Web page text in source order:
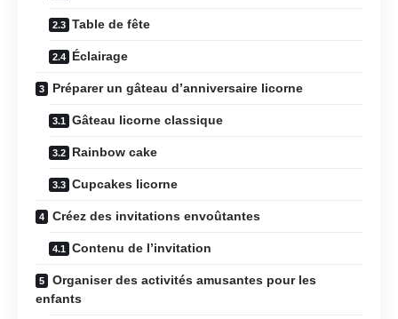
Table de fête
Éclairage
Préparer un gâteau d’anniversaire licorne
Gâteau licorne classique
Rainbow cake
Cupcakes licorne
Créez des invitations envoûtantes
Contenu de l’invitation
Organiser des activités amusantes pour les
enfants